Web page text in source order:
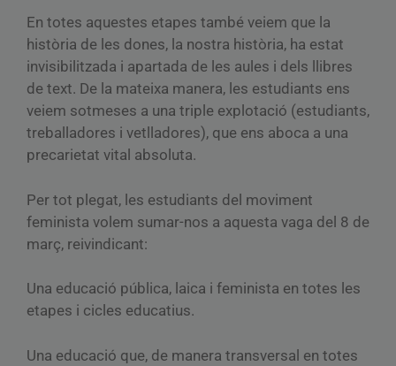
En totes aquestes etapes també veiem que la
història de les dones, la nostra història, ha estat
invisibilitzada i apartada de les aules i dels llibres
de text. De la mateixa manera, les estudiants ens
veiem sotmeses a una triple explotació (estudiants,
treballadores i vetlladores), que ens aboca a una
precarietat vital absoluta.
Per tot plegat, les estudiants del moviment
feminista volem sumar-nos a aquesta vaga del 8 de
març, reivindicant:
Una educació pública, laica i feminista en totes les
etapes i cicles educatius.
Una educació que, de manera transversal en totes